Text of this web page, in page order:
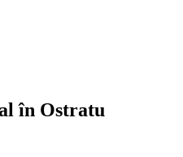
în Ostratu